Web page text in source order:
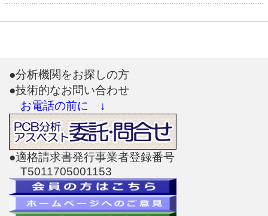
●分析機関をお探しの方
●技術的なお問い合わせ
お電話の前に ↓
●適格請求書発行事業者登録番号
T5011705001153